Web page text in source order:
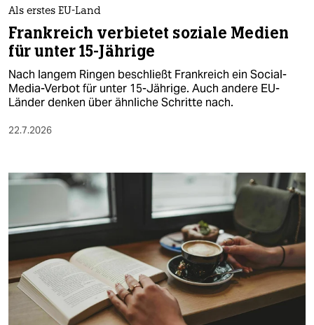
Als erstes EU-Land
Frankreich verbietet soziale Medien
für unter 15-Jährige
Nach langem Ringen beschließt Frankreich ein Social-
Media-Verbot für unter 15-Jährige. Auch andere EU-
Länder denken über ähnliche Schritte nach.
22.7.2026